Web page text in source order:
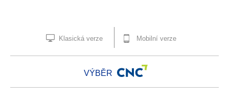
Klasická verze Mobilní verze
VÝBĚR